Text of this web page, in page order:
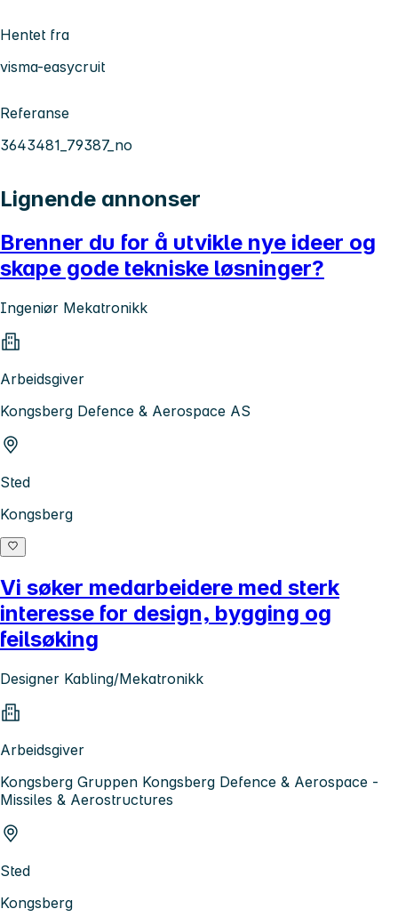
Hentet fra
visma-easycruit
Referanse
3643481_79387_no
Lignende annonser
Brenner du for å utvikle nye ideer og
skape gode tekniske løsninger?
Ingeniør Mekatronikk
Arbeidsgiver
Kongsberg Defence & Aerospace AS
Sted
Kongsberg
Vi søker medarbeidere med sterk
interesse for design, bygging og
feilsøking
Designer Kabling/Mekatronikk
Arbeidsgiver
Kongsberg Gruppen Kongsberg Defence & Aerospace -
Missiles & Aerostructures
Sted
Kongsberg